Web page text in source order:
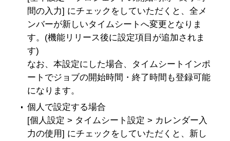
間の入力] にチェックをしていただくと、全メ
ンバーが新しいタイムシートへ変更となりま
す。(機能リリース後に設定項目が追加されま
す)
なお、本設定にした場合、タイムシートインポ
ートでジョブの開始時間・終了時間も登録可能
になります。
個人で設定する場合
[個人設定 > タイムシート設定 > カレンダー入
力の使用] にチェックをしていただくと、新し